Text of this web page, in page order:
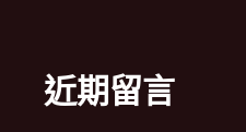
近期留言